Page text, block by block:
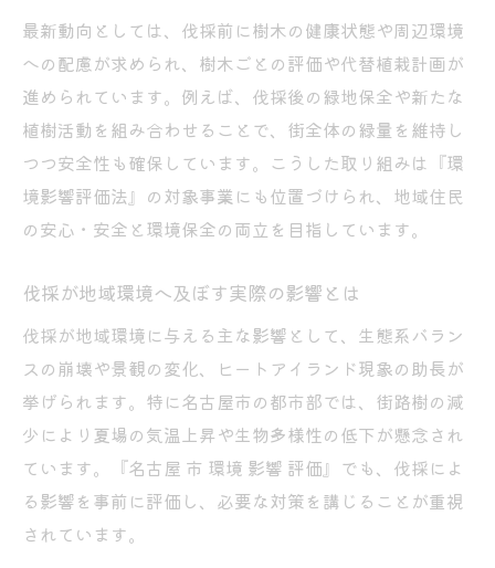
愛知県の環境アセスメントと伐採手続き
愛知県環境影響評価と伐採手続きの全体像
名古屋市アセスの伐採関連手続きを解説
伐採と環境アセスメント法の適用範囲とは
環境アセスメント実施例と伐採の流れ
倒木リスク軽減に伐採計画が重要な理由
倒木リスク評価と伐採の最適な進め方
伐採計画で守る街の安全と環境負荷軽減
伐採と倒木リスク管理の新しいアプローチ
伐採後の資源活用と環境保全の実践法
最新動向としては、伐採前に樹木の健康状態や周辺環境
への配慮が求められ、樹木ごとの評価や代替植栽計画が
進められています。例えば、伐採後の緑地保全や新たな
植樹活動を組み合わせることで、街全体の緑量を維持し
つつ安全性も確保しています。こうした取り組みは『環
境影響評価法』の対象事業にも位置づけられ、地域住民
の安心・安全と環境保全の両立を目指しています。
伐採が地域環境へ及ぼす実際の影響とは
伐採が地域環境に与える主な影響として、生態系バラン
スの崩壊や景観の変化、ヒートアイランド現象の助長が
挙げられます。特に名古屋市の都市部では、街路樹の減
少により夏場の気温上昇や生物多様性の低下が懸念され
ています。『名古屋 市 環境 影響 評価』でも、伐採によ
る影響を事前に評価し、必要な対策を講じることが重視
されています。